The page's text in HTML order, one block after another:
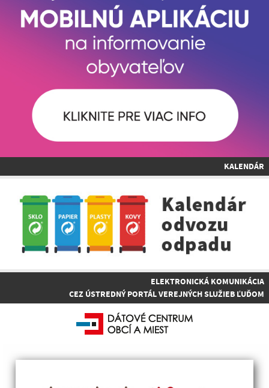
KALENDÁR
ELEKTRONICKÁ KOMUNIKÁCIA
CEZ ÚSTREDNÝ PORTÁL VEREJNÝCH SLUŽIEB ĽUĎOM